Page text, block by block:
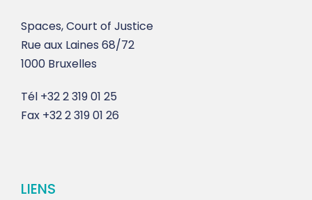
Spaces, Court of Justice
Rue aux Laines 68/72
1000 Bruxelles
Tél +32 2 319 01 25
Fax +32 2 319 01 26
LIENS